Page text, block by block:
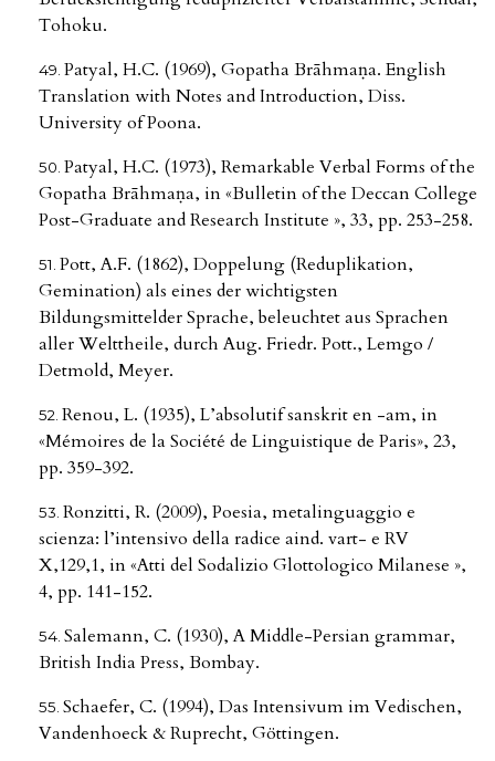
Tohoku.
Patyal, H.C. (1969), Gopatha Brāhmaṇa. English
Translation with Notes and Introduction, Diss.
University of Poona.
Patyal, H.C. (1973), Remarkable Verbal Forms of the
Gopatha Brāhmaṇa, in «Bulletin of the Deccan College
Post-Graduate and Research Institute », 33, pp. 253-258.
Pott, A.F. (1862), Doppelung (Reduplikation,
Gemination) als eines der wichtigsten
Bildungsmittelder Sprache, beleuchtet aus Sprachen
aller Welttheile, durch Aug. Friedr. Pott., Lemgo /
Detmold, Meyer.
Renou, L. (1935), L’absolutif sanskrit en -am, in
«Mémoires de la Société de Linguistique de Paris», 23,
pp. 359-392.
Ronzitti, R. (2009), Poesia, metalinguaggio e
scienza: l’intensivo della radice aind. vart- e RV
X,129,1, in «Atti del Sodalizio Glottologico Milanese »,
4, pp. 141-152.
Salemann, C. (1930), A Middle-Persian grammar,
British India Press, Bombay.
Schaefer, C. (1994), Das Intensivum im Vedischen,
Vandenhoeck & Ruprecht, Göttingen.